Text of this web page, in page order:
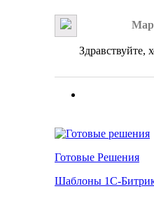
Здравствуйте,
Готовые Решения
Шаблоны 1С-